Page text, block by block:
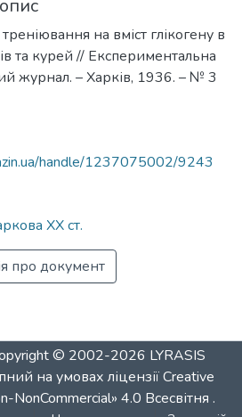
на вміст глікогену в
та курей // Експериментальна
журнал. – Харків, 1936. – № 3
handle/1237075002/9243
ХХ ст.
про документ
© 2002-2026 LYRASIS
на умовах ліцензіїCreative
NonCommercial» 4.0 Всесвітня .